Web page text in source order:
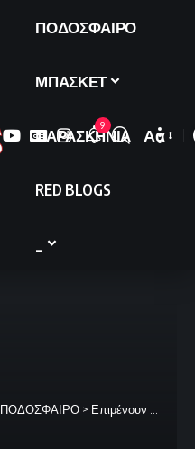
ΠΟΔΟΣΦΑΙΡΟ
ΜΠΑΣΚΕΤ
ΠΑΡΑΣΚΗΝΙΑ
RED BLOGS
9
Font
Αα
ΠΟΔΟΣΦΑΙΡΟ > Επιμένουν οι Βέλγοι για Σαντλί